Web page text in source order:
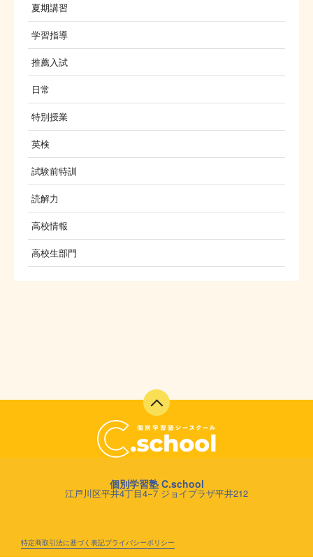
夏期講習
学習指導
推薦入試
日常
特別授業
英検
試験前特訓
読解力
高校情報
高校生部門
個別学習塾 C.school
江戸川区平井4丁目4−7 ジョイプラザ平井212
特定商取引法に基づく表記プライバシーポリシー